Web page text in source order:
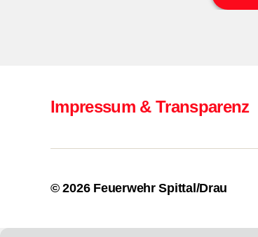
Impressum & Transparenz
© 2026 Feuerwehr Spittal/Drau